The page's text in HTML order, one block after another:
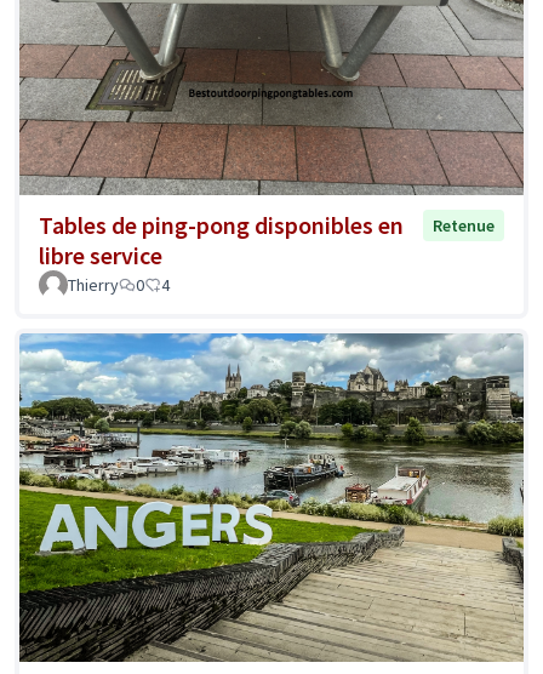
Tables de ping-pong disponibles en
libre service
Retenue
Thierry 0 4